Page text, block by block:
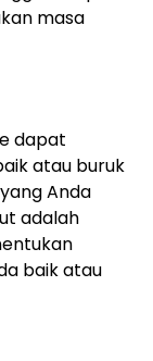
masa
dapat
atau buruk
Anda
adalah
baik atau